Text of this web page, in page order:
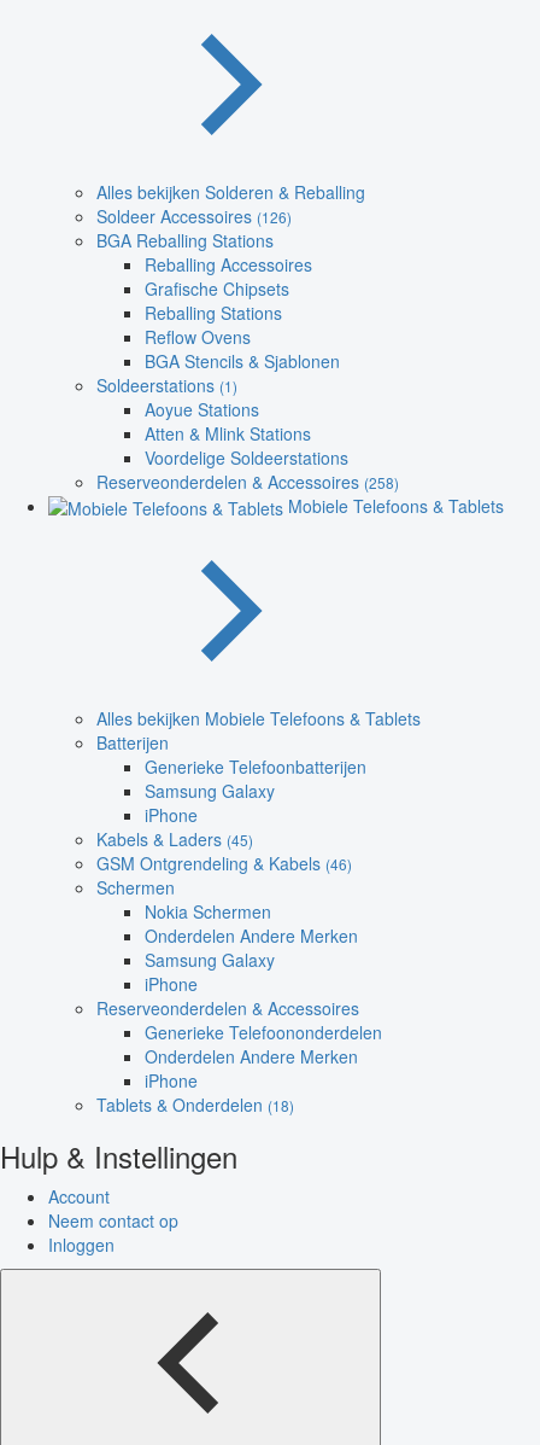
Alles bekijken Solderen & Reballing
Soldeer Accessoires (126)
BGA Reballing Stations
Reballing Accessoires
Grafische Chipsets
Reballing Stations
Reflow Ovens
BGA Stencils & Sjablonen
Soldeerstations (1)
Aoyue Stations
Atten & Mlink Stations
Voordelige Soldeerstations
Reserveonderdelen & Accessoires (258)
Mobiele Telefoons & Tablets
Alles bekijken Mobiele Telefoons & Tablets
Batterijen
Generieke Telefoonbatterijen
Samsung Galaxy
iPhone
Kabels & Laders (45)
GSM Ontgrendeling & Kabels (46)
Schermen
Nokia Schermen
Onderdelen Andere Merken
Samsung Galaxy
iPhone
Reserveonderdelen & Accessoires
Generieke Telefoononderdelen
Onderdelen Andere Merken
iPhone
Tablets & Onderdelen (18)
Hulp & Instellingen
Account
Neem contact op
Inloggen